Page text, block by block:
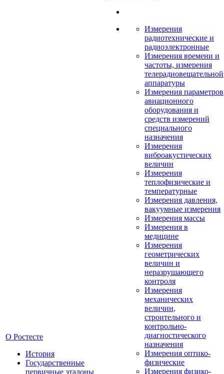
О Ростесте
История
Государственные
первичные эталоны
Измерения
радиотехнические и
радиоэлектронные
Измерения времени и
частоты, измерения
телерадиовещательной
аппаратуры
Измерения параметров
авиационного
оборудования и
средств измерений
специального
назначения
Измерения
виброакустических
величин
Измерения
теплофизические и
температурные
Измерения давления,
вакуумные измерения
Измерения массы
Измерения в
медицине
Измерения
геометрических
величин и
неразрушающего
контроля
Измерения
механических
величин,
строительного и
контрольно-
диагностического
назначения
Измерения оптико-
физические
Измерения физико-